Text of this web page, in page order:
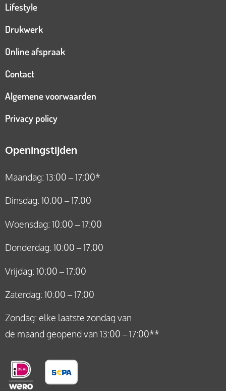
Lifestyle
Drukwerk
Online afspraak
Contact
Algemene voorwaarden
Privacy policy
Openingstijden
Maandag: 13:00 – 17:00*
Dinsdag: 10:00 – 17:00
Woensdag: 10:00 – 17:00
Donderdag: 10:00 – 17:00
Vrijdag: 10:00 – 17:00
Zaterdag: 10:00 – 17:00
Zondag: elke laatste zondag van
de maand geopend van 13:00 – 17:00**